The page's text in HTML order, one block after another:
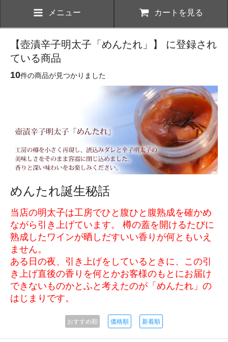
メニュー カートを見る
【壺漬辛子明太子「めんたれ」】 に登録され
ている商品
10件の商品が見つかりました
めんたれ誕生秘話
当店の明太子は工房でひと腹ひと腹熟成を確かめ
ながら引き上げています。 樽の蓋を開けるたびに
熟成したワインが晒しだすいい香りが何ともいえ
ません。
ある日の夜、引き上げをしているときに、この引
き上げ直後の香りを何とかお客様のもとにお届け
できないものかとふと考えたのが「めんたれ」の
はじまりです。
おすすめ順 価格順 新着順